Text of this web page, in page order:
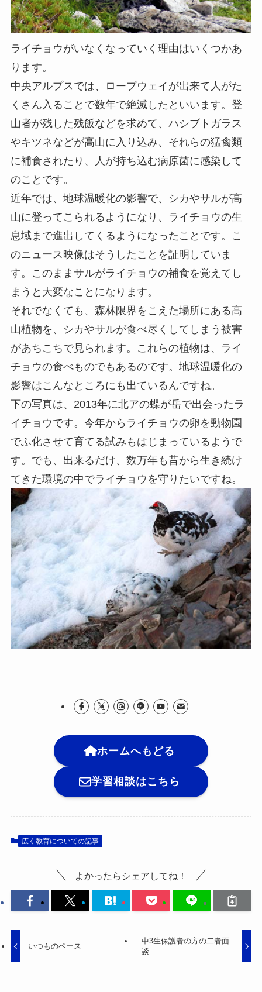
ライチョウがいなくなっていく理由はいくつかあ
ります。
中央アルプスでは、ロープウェイが出来て人がた
くさん入ることで数年で絶滅したといいます。登
山者が残した残飯などを求めて、ハシブトガラス
やキツネなどが高山に入り込み、それらの猛禽類
に補食されたり、人が持ち込む病原菌に感染して
のことです。
近年では、地球温暖化の影響で、シカやサルが高
山に登ってこられるようになり、ライチョウの生
息域まで進出してくるようになったことです。こ
のニュース映像はそうしたことを証明していま
す。このままサルがライチョウの補食を覚えてし
まうと大変なことになります。
それでなくても、森林限界をこえた場所にある高
山植物を、シカやサルが食べ尽くしてしまう被害
があちこちで見られます。これらの植物は、ライ
チョウの食べものでもあるのです。地球温暖化の
影響はこんなところにも出ているんですね。
下の写真は、2013年に北アの蝶が岳で出会ったラ
イチョウです。今年からライチョウの卵を動物園
でふ化させて育てる試みもはじまっているようで
す。でも、出来るだけ、数万年も昔から生き続け
てきた環境の中でライチョウを守りたいですね。
ホームへもどる
学習相談はこちら
広く教育についての記事
よかったらシェアしてね！
いつものペース
中3生保護者の方の二者面
談